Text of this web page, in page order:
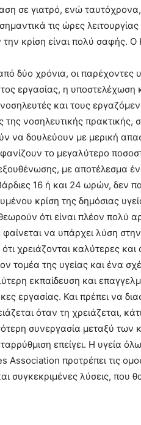
σε γιατρό, ενώ
τις ώρες λειτουργίας
την κρίση είναι πολύ σαφής.
δύο χρόνια, οι παρέχοντες
εργασίας, η υποστελέχωση
και τους
της νοσηλευτικής
να δουλεύουν με μερική
το μεγαλύτερο
με αποτέλεσμα
16 ή και 24 ωρών, δεν
κρίση της δημόσιας
ότι είναι πλέον πολύ
φαίνεται να υπάρχει λύση
χρειάζονται καλύτερες και
τομέα της υγείας και ένα
εκπαίδευση και
εργασίας. Και πρέπει να
όταν τη χρειάζεται,
συνεργασία μεταξύ
επείγει. Η υγεία
Association προτρέπει τις
συγκεκριμένες λύσεις,